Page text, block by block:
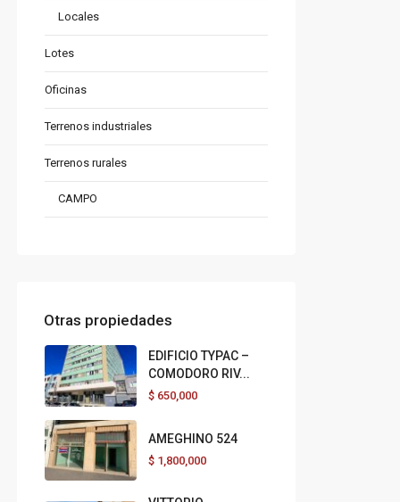
Locales
Lotes
Oficinas
Terrenos industriales
Terrenos rurales
CAMPO
Otras propiedades
EDIFICIO TYPAC –
COMODORO RIV...
$650,000
AMEGHINO 524
$1,800,000